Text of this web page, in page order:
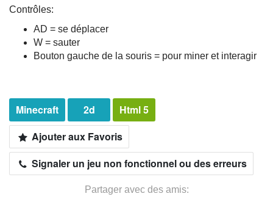
Contrôles:
AD = se déplacer
W = sauter
Bouton gauche de la souris = pour miner et interagir
Minecraft 2d
Html 5
Ajouter aux Favoris
Signaler un jeu non fonctionnel ou des erreurs
Partager avec des amis: